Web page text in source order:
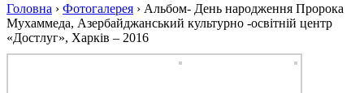
Головна › Фотогалерея › Альбом- День народження Пророка
Мухаммеда, Азербайджанський культурно -освітній центр
«Достлуг», Харків – 2016